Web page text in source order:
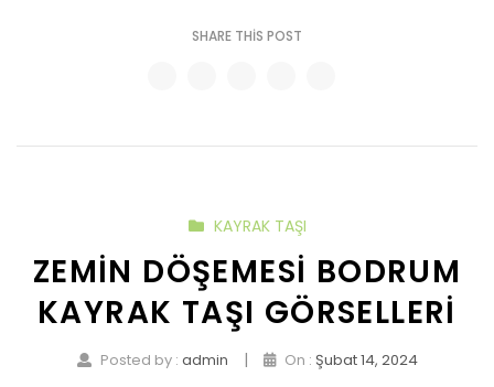
SHARE THIS POST
KAYRAK TAŞI
ZEMIN DÖŞEMESI BODRUM
KAYRAK TAŞI GÖRSELLERI
Posted by : admin | On : Şubat 14, 2024